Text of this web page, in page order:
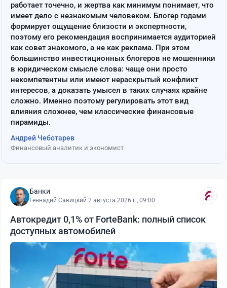
работает точечно, и жертва как минимум понимает, что
имеет дело с незнакомым человеком. Блогер годами
формирует ощущение близости и экспертности,
поэтому его рекомендация воспринимается аудиторией
как совет знакомого, а не как реклама. При этом
большинство инвестиционных блогеров не мошенники
в юридическом смысле слова: чаще они просто
некомпетентны или имеют нераскрытый конфликт
интересов, а доказать умысел в таких случаях крайне
сложно. Именно поэтому регулировать этот вид
влияния сложнее, чем классические финансовые
пирамиды.
Андрей Чеботарев
Финансовый аналитик и экономист
Банки
Геннадий Савицкий·2 августа 2026 г., 09:00
Автокредит 0,1% от ForteBank: полный список
доступных автомобилей